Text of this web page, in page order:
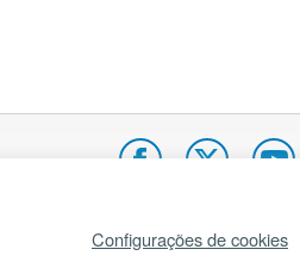
Mapa do site Internacional
Configurações de cookies